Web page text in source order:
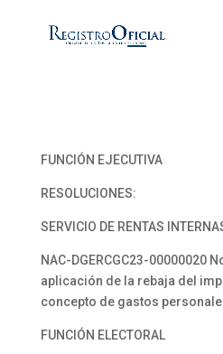
FUNCIÓN EJECUTIVA
RESOLUCIONES:
SERVICIO DE RENTAS
NAC-DGERCGC23-00000020
aplicación de la rebaja del
concepto de gastos
FUNCIÓN ELECTORAL